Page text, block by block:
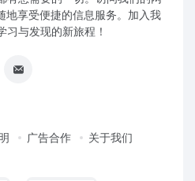
地享受便捷的信息服务。加入我
习与发现的新旅程！
广告合作 关于我们